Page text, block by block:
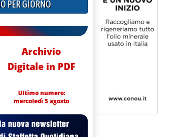
PER GIORNO
Archivio
Digitale in PDF
Ultimo numero:
mercoledì 5 agosto